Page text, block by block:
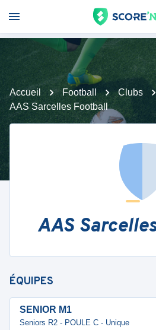
Accueil Football Clubs
AAS Sarcelles Football
AAS
ÉQUIPES
SENIOR M1
Seniors R2 - POULE C - Unique